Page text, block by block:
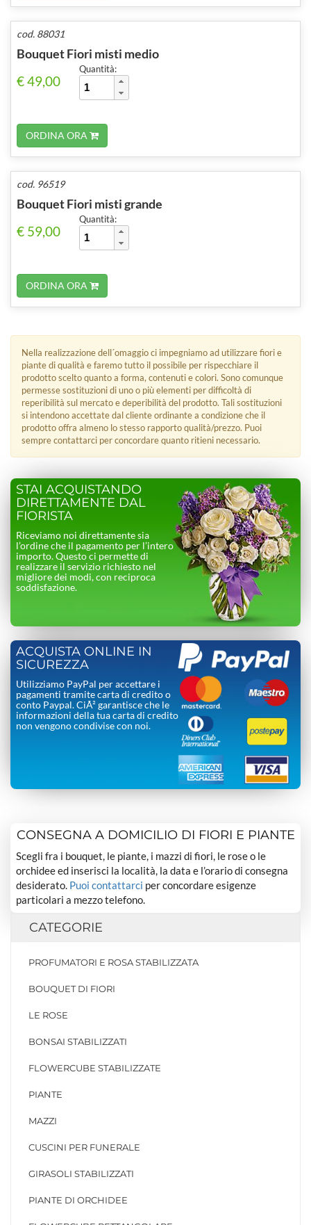
cod. 88031
Bouquet Fiori misti medio
€ 49,00
Quantità:
ORDINA ORA
cod. 96519
Bouquet Fiori misti grande
€ 59,00
Quantità:
ORDINA ORA
Nella realizzazione dell´omaggio ci impegniamo ad utilizzare fiori e
piante di qualità e faremo tutto il possibile per rispecchiare il
prodotto scelto quanto a forma, contenuti e colori. Sono comunque
permesse sostituzioni di uno o più elementi per difficoltà di
reperibilità sul mercato e deperibilità del prodotto. Tali sostituzioni
si intendono accettate dal cliente ordinante a condizione che il
prodotto offra almeno lo stesso rapporto qualità/prezzo. Puoi
sempre contattarci per concordare quanto ritieni necessario.
STAI ACQUISTANDO
DIRETTAMENTE DAL
FIORISTA
Riceviamo noi direttamente sia
l’ordine che il pagamento per l’intero
importo. Questo ci permette di
realizzare il servizio richiesto nel
migliore dei modi, con reciproca
soddisfazione.
ACQUISTA ONLINE IN
SICUREZZA
Utilizziamo PayPal per accettare i
pagamenti tramite carta di credito o
conto Paypal. CiÃ² garantisce che le
informazioni della tua carta di credito
non vengono condivise con noi.
CONSEGNA A DOMICILIO DI FIORI E PIANTE
Scegli fra i bouquet, le piante, i mazzi di fiori, le rose o le
orchidee ed inserisci la località, la data e l’orario di consegna
desiderato. Puoi contattarci per concordare esigenze
particolari a mezzo telefono.
CATEGORIE
PROFUMATORI E ROSA STABILIZZATA
BOUQUET DI FIORI
LE ROSE
BONSAI STABILIZZATI
FLOWERCUBE STABILIZZATE
PIANTE
MAZZI
CUSCINI PER FUNERALE
GIRASOLI STABILIZZATI
PIANTE DI ORCHIDEE